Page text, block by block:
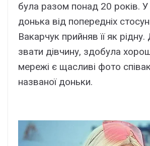
була разом понад 20 років. У
донька від попередніх
Вакарчук прийняв її як
звати дівчину, здобула
мережі є щасливі фото
названої доньки.